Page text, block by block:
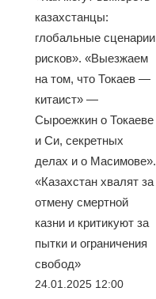
казахстанцы:
глобальные сценарии
рисков». «Выезжаем
на том, что Токаев —
китаист» —
Сыроежкин о Токаеве
и Си, секретных
делах и о Масимове».
«Казахстан хвалят за
отмену смертной
казни и критикуют за
пытки и ограничения
свобод»
24.01.2025 12:00